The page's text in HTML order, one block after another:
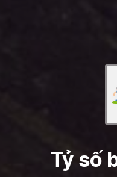
Tỷ số